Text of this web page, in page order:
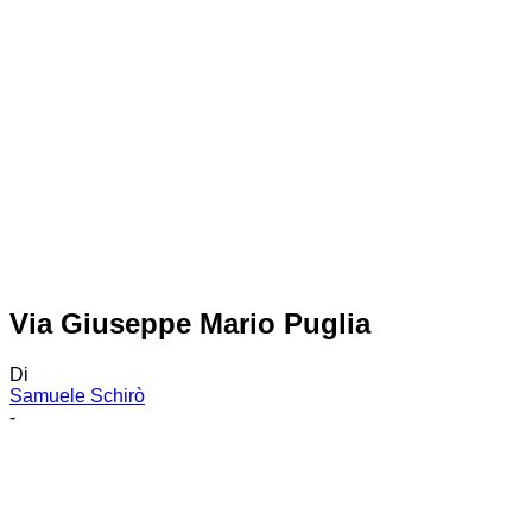
Via Giuseppe Mario Puglia
Di
Samuele Schirò
-